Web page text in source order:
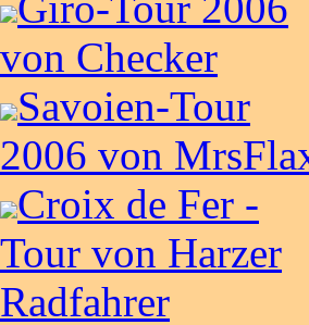
von Checker
Savoien-Tour
2006 von
Croix de Fer -
Tour von Harzer
Radfahrer